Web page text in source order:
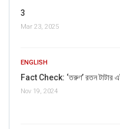
3
Mar 23, 2025
ENGLISH
Fact Check: ‘তরুণ’ রতন টাটার
Nov 19, 2024